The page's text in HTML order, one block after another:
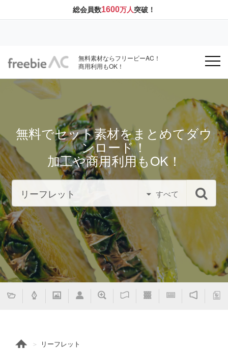
総会員数1600万人突破！
無料素材ならフリービーAC！
商用利用もOK！
無料でセット素材をまとめてダウ
ンロード！
加工や商用利用もOK！
すべて
リーフレット